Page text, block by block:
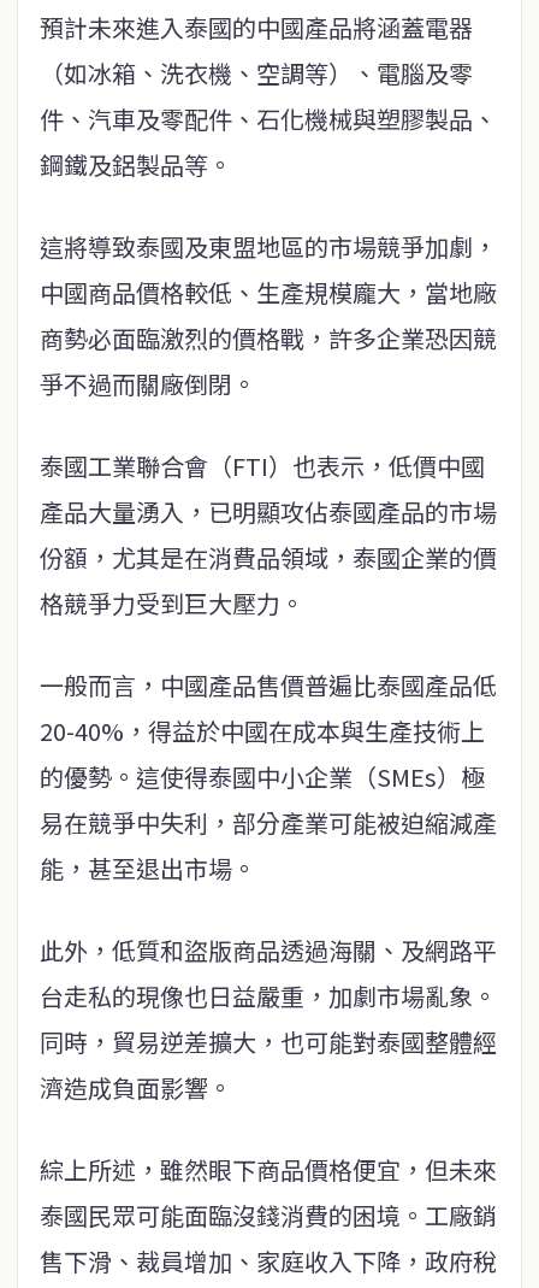
預計未來進入泰國的中國產品將涵蓋電器
（如冰箱、洗衣機、空調等）、電腦及零
件、汽車及零配件、石化機械與塑膠製品、
鋼鐵及鋁製品等。
這將導致泰國及東盟地區的市場競爭加劇，
中國商品價格較低、生產規模龐大，當地廠
商勢必面臨激烈的價格戰，許多企業恐因競
爭不過而關廠倒閉。
泰國工業聯合會（FTI）也表示，低價中國
產品大量湧入，已明顯攻佔泰國產品的市場
份額，尤其是在消費品領域，泰國企業的價
格競爭力受到巨大壓力。
一般而言，中國產品售價普遍比泰國產品低
20-40%，得益於中國在成本與生產技術上
的優勢。這使得泰國中小企業（SMEs）極
易在競爭中失利，部分產業可能被迫縮減產
能，甚至退出市場。
此外，低質和盜版商品透過海關、及網路平
台走私的現像也日益嚴重，加劇市場亂象。
同時，貿易逆差擴大，也可能對泰國整體經
濟造成負面影響。
綜上所述，雖然眼下商品價格便宜，但未來
泰國民眾可能面臨沒錢消費的困境。工廠銷
售下滑、裁員增加、家庭收入下降，政府稅